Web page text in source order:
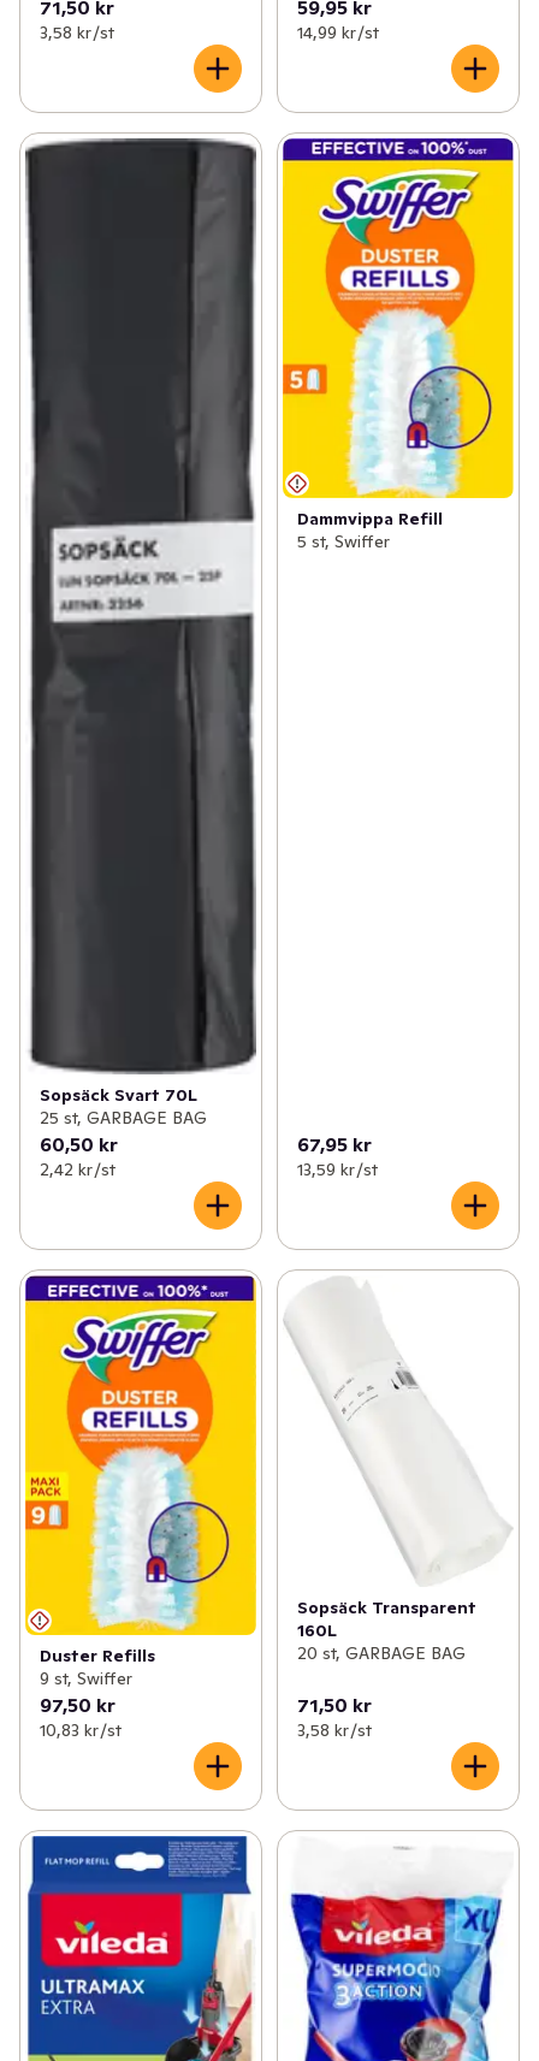
71,50 kr
3,58 kr /st
59,95 kr
14,99 kr /st
Sopsäck Svart 70L
25 st, GARBAGE BAG
60,50 kr
2,42 kr /st
Dammvippa Refill
5 st, Swiffer
67,95 kr
13,59 kr /st
Duster Refills
9 st, Swiffer
97,50 kr
10,83 kr /st
Sopsäck Transparent
160L
20 st, GARBAGE BAG
71,50 kr
3,58 kr /st